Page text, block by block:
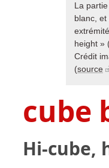
La
blanc,
height »
Crédit
(source
cube
Hi-cube,